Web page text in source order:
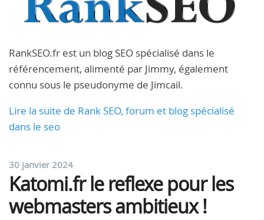
RankSEO.fr est un blog SEO spécialisé dans le
référencement, alimenté par Jimmy, également
connu sous le pseudonyme de Jimcail.
Lire la suite de Rank SEO, forum et blog spécialisé
dans le seo
30 janvier 2024
Katomi.fr le reflexe pour les
webmasters ambitieux !